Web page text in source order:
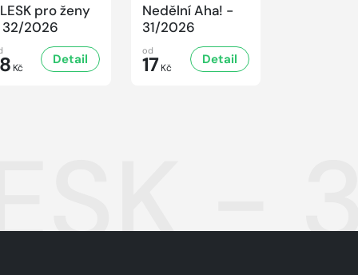
pro ženy
2026
Kč
Detail
Nedělní Aha! -
31/2026
od
17 Kč
Detail
-